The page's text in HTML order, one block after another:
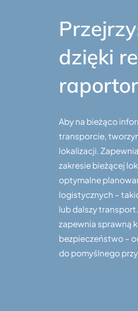
dzięki
Aby na bieżąco
transporcie,
lokalizacji.
zakresie bieżącej
optymalne
logistycznych –
lub dalszy
zapewnia sprawną
bezpieczeństwo –
do pomyślnego